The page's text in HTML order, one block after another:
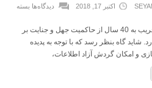
اکتبر 17, 2018 دیدگاه‌ها بسته
منیژه حبشی قریب به 40 سال از حاکمیت جهل و جنایت بر
شاید گاه بنظر رسد که با توجه به پدیده
و امکان گردش آزاد اطلاعات،